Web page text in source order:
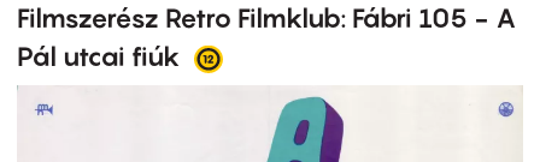
Filmszerész Retro Filmklub: Fábri 105 - A
Pál utcai fiúk